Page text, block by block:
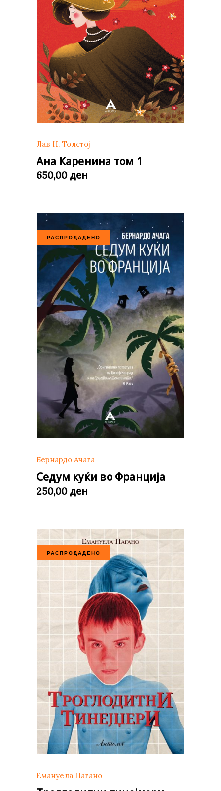
Лав Н. Толстој
Ана Каренина том 1
650,00 ден
РАСПРОДАДЕНО
Бернардо Ачага
Седум куќи во Франција
250,00 ден
РАСПРОДАДЕНО
Емануела Пагано